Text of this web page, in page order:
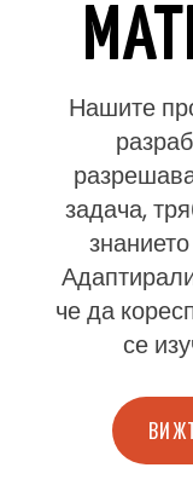
Нашите
задача,
че да
се